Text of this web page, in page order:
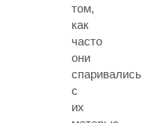
том,
как
часто
они
спаривались
с
их